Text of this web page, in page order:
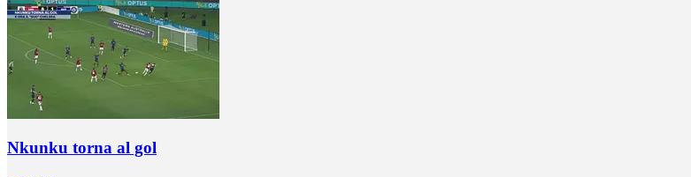
Nkunku torna al gol